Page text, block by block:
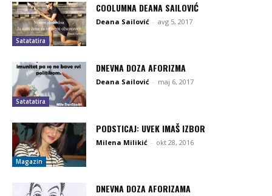
Satatatira
COOLUMNA DEANA SAILOVIĆ
Deana Sailović - avg 5, 2017
Satatatira
DNEVNA DOZA AFORIZMA
Deana Sailović - maj 6, 2017
Magazin
PODSTICAJ: UVEK IMAŠ IZBOR
Milena Milikić - okt 28, 2016
DNEVNA DOZA AFORIZAMA